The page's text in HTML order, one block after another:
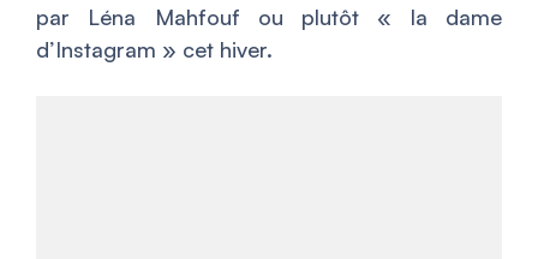
par Léna Mahfouf ou plutôt « la dame
d’Instagram » cet hiver.